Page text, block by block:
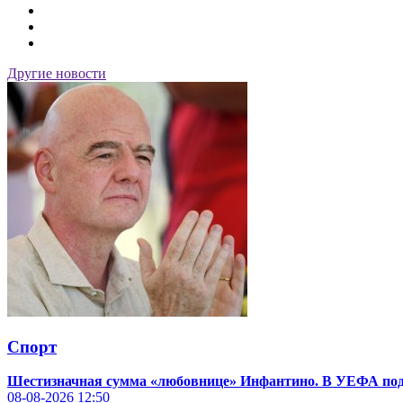
Другие новости
Спорт
Шестизначная сумма «любовнице» Инфантино. В УЕФА
08-08-2026 12:50